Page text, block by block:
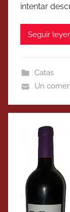
intentar
Seguir
Catas
Un